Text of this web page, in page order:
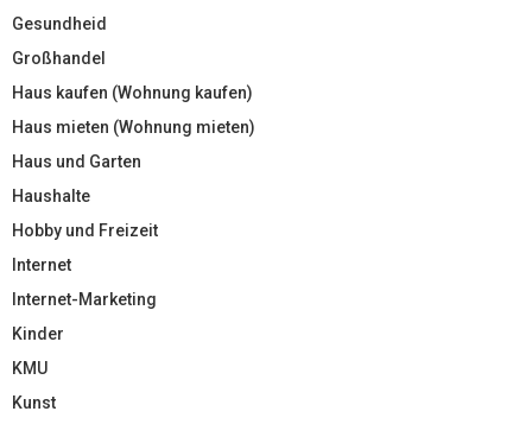
Gesundheid
Großhandel
Haus kaufen (Wohnung kaufen)
Haus mieten (Wohnung mieten)
Haus und Garten
Haushalte
Hobby und Freizeit
Internet
Internet-Marketing
Kinder
KMU
Kunst